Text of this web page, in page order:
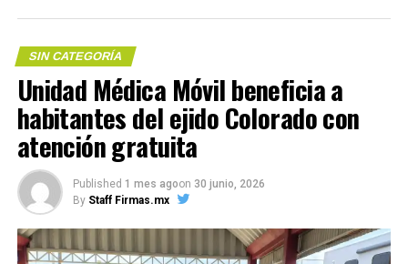
Me gusta esto:
COMPARTE ESTA INFORMACIÓN
SIN CATEGORÍA
Unidad Médica Móvil beneficia a
habitantes del ejido Colorado con
atención gratuita
Published 1 mes agoon 30 junio, 2026
By Staff Firmas.mx